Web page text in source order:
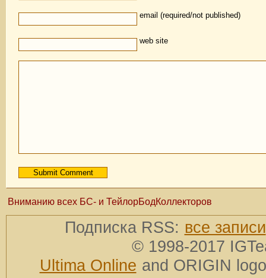
email (required/not published)
web site
Вниманию всех БС- и ТейлорБодКоллекторов
Подписка RSS: все записи
© 1998-2017
Ultima Online and ORIGIN